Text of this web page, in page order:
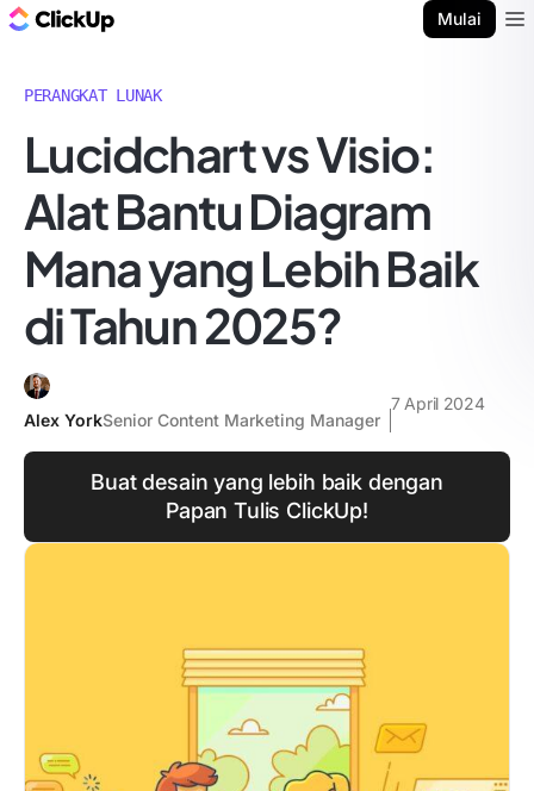
Mulai
PERANGKAT LUNAK
Lucidchart vs Visio:
Alat Bantu Diagram
Mana yang Lebih Baik
di Tahun 2025?
Alex YorkSenior Content Marketing Manager
7 April 2024
Buat desain yang lebih baik dengan
Papan Tulis ClickUp!